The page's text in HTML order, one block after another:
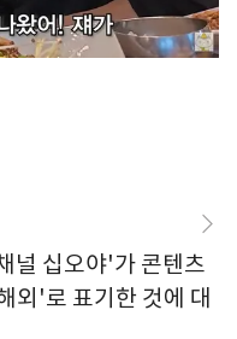
널 십오야'가 콘텐츠
외'로 표기한 것에 대